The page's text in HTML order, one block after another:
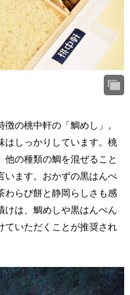
の桃中軒の「鯛めし」。
はしっかりしています。桃
他の種類の鯛を混ぜること
います。おかずの黒はんぺ
わらび餅と静岡らしさも感
けは、鯛めしや黒はんぺん
ていただくことが推奨され